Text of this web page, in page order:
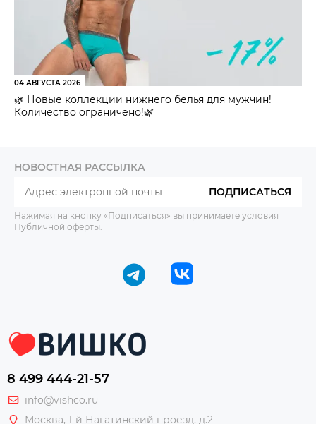
04 АВГУСТА 2026
🌿 Новые коллекции нижнего белья для мужчин!
Количество ограничено!🌿
НОВОСТНАЯ РАССЫЛКА
ПОДПИСАТЬСЯ
Нажимая на кнопку «Подписаться» вы принимаете условия
Публичной оферты
8 499 444-21-57
info@vishco.ru
Москва, 1-й Нагатинский проезд, д.2